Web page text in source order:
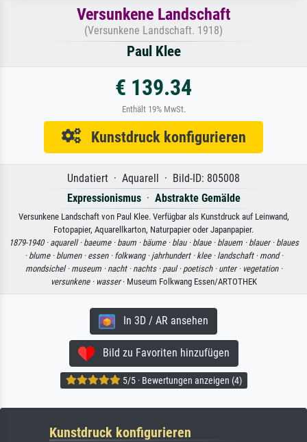
Versunkene Landschaft
(Versunkene Landschaft. 1918)
Paul Klee
€ 139.34
Enthält 19% MwSt.
Kunstdruck konfigurieren
Undatiert · Aquarell · Bild-ID: 805008
Expressionismus· Abstrakte Gemälde
Versunkene Landschaft von Paul Klee. Verfügbar als Kunstdruck auf Leinwand,
Fotopapier, Aquarellkarton, Naturpapier oder Japanpapier.
1879-1940 · aquarell · baeume · baum · bäume · blau · blaue · blauem · blauer · blaues
· blume · blumen · essen · folkwang · jahrhundert · klee · landschaft · mond ·
mondsichel · museum · nacht · nachts · paul · poetisch · unter · vegetation ·
versunkene · wasser· Museum Folkwang Essen/ARTOTHEK
In 3D / AR ansehen
Bild zu Favoriten hinzufügen
5/5 · Bewertungen anzeigen (4)
Kunstdruck konfigurieren